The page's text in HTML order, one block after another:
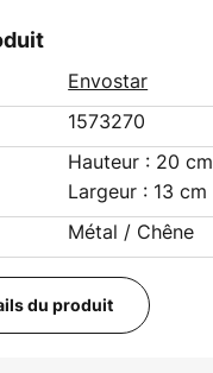
Envostar
1573270
Hauteur : 20 cm
Largeur : 13 cm
Métal / Chêne
du produit